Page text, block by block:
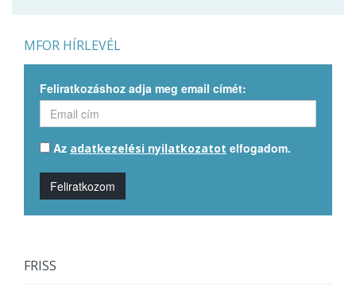
MFOR HÍRLEVÉL
Feliratkozáshoz adja meg email címét:
Az adatkezelési nyilatkozatot elfogadom.
Feliratkozom
FRISS